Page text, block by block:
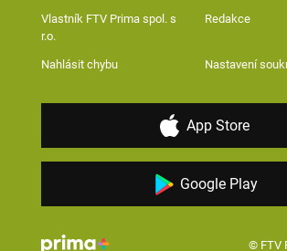
Vlastník FTV Prima spol. s
r.o.
Redakce
Nahlásit chybu Nastavení
App Store
Google Play
© FTV